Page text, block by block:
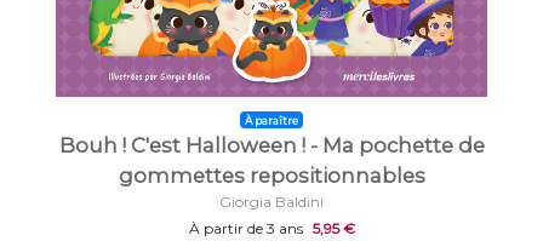
À paraître
Bouh ! C'est Halloween ! - Ma pochette de
gommettes repositionnables
Giorgia Baldini
À partir de 3 ans 5,95 €